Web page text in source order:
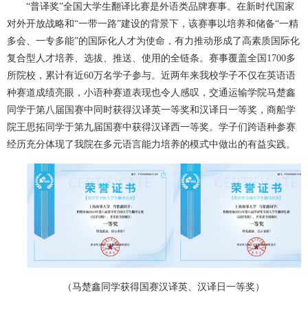
“普译奖”全国大学生翻译比赛是外语类品牌赛事。在新时代国家
对外开放战略和“一带一路”建设的背景下，该赛事以培养和储备“一精
多会、一专多能”的国际化人才为使命，有力推动形成了高素质国际化
复合型人才培养、选拔、推送、使用的全链条。赛事覆盖全国1700多
所院校，累计有近60万名学子参与。近两年来我校学子不仅在英语语
种赛道成绩亮眼，小语种赛道表现也令人感叹，交通运输学院马楚鑫
同学于第八届国赛中同时获得汉译英一等奖和汉译日一等奖，商船学
院王思拓同学于第九届国赛中获得汉译西一等奖。学子们跨语种参赛
经历充分体现了我院在多元语言能力培养的模式中做出的有益实践。
（马楚鑫同学获得国赛汉译英、汉译日一等奖）